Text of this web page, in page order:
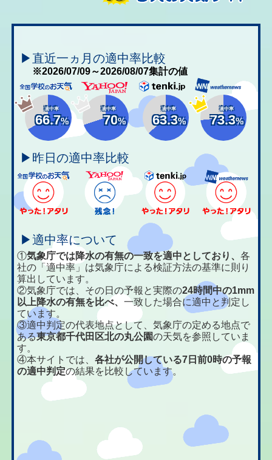
▶直近一ヵ月の適中率比較
※2026/07/09～2026/08/07集計の値
適中率
66.7%
適中率
70%
適中率
63.3%
適中率
73.3%
▶昨日の適中率比較
▶適中率について
①気象庁では降水の有無の一致を適中としており、各
社の「適中率」は気象庁による検証方法の基準に則り
算出しています。
②気象庁では、その日の予報と実際の24時間中の1mm
以上降水の有無を比べ、一致した場合に適中と判定し
ています。
③適中判定の代表地点として、気象庁の定める地点で
ある東京都千代田区北の丸公園の天気を参照していま
す。
④本サイトでは、各社が公開している7日前0時の予報
の適中判定の結果を比較しています。